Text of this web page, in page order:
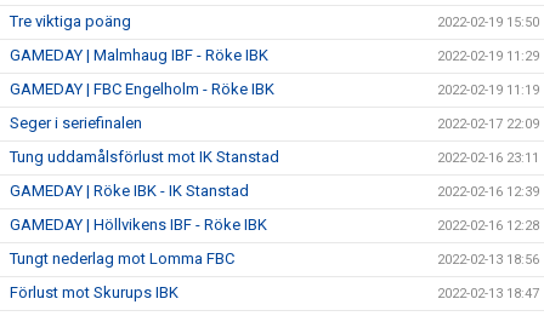
Tre viktiga poäng 2022-02-19 15:50
GAMEDAY | Malmhaug IBF - Röke IBK 2022-02-19 11:29
GAMEDAY | FBC Engelholm - Röke IBK 2022-02-19 11:19
Seger i seriefinalen 2022-02-17 22:09
Tung uddamålsförlust mot IK Stanstad 2022-02-16 23:11
GAMEDAY | Röke IBK - IK Stanstad 2022-02-16 12:39
GAMEDAY | Höllvikens IBF - Röke IBK 2022-02-16 12:28
Tungt nederlag mot Lomma FBC 2022-02-13 18:56
Förlust mot Skurups IBK 2022-02-13 18:47